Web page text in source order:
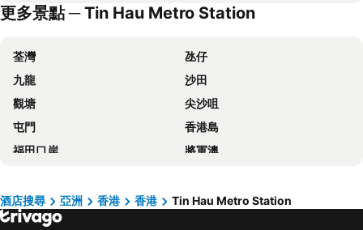
旺角維景酒店
青逸酒店
帝京酒店
Dorsett Kwun Tong, Hong Kong
九龍維景酒店
歷山酒店
IW Hotel
香港珀麗酒店
帝都香港酒店
Harbour Plaza North Point
Dorsett Tsuen Wan, Hong Kong
冠藍軒(鴨脷洲)
仕德福酒店
富薈馬頭圍酒店
Hotel COZi Oasis
更多景點 ─ Tin Hau Metro Station
荃灣
氹仔
九龍
沙田
觀塘
尖沙咀
屯門
香港島
福田口岸
將軍澳
香港國際機場
南山區
東涌
酒店搜尋 亞洲 香港 香港 Tin Hau Metro Station